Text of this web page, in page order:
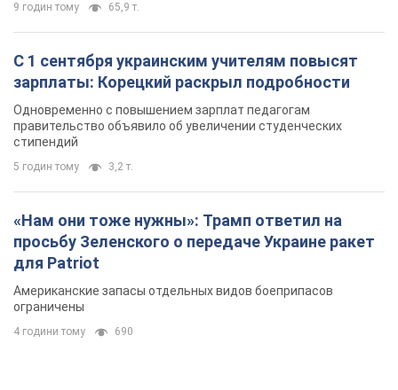
9 годин тому 65,9 т.
С 1 сентября украинским учителям повысят
зарплаты: Корецкий раскрыл подробности
Одновременно с повышением зарплат педагогам
правительство объявило об увеличении студенческих
стипендий
5 годин тому 3,2 т.
«Нам они тоже нужны»: Трамп ответил на
просьбу Зеленского о передаче Украине ракет
для Patriot
Американские запасы отдельных видов боеприпасов
ограничены
4 години тому 690